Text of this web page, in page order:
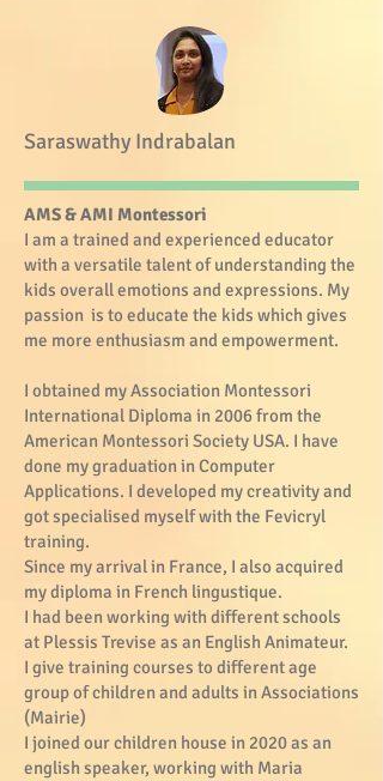
Saraswathy Indrabalan
AMS & AMI Montessori
I am a trained and experienced educator
with a versatile talent of understanding the
kids overall emotions and expressions. My
passion is to educate the kids which gives
me more enthusiasm and empowerment.
I obtained my Association Montessori
International Diploma in 2006 from the
American Montessori Society USA. I have
done my graduation in Computer
Applications. I developed my creativity and
got specialised myself with the Fevicryl
training.
Since my arrival in France, I also acquired
my diploma in French lingustique.
I had been working with different schools
at Plessis Trevise as an English Animateur.
I give training courses to different age
group of children and adults in Associations
(Mairie)
I joined our children house in 2020 as an
english speaker, working with Maria